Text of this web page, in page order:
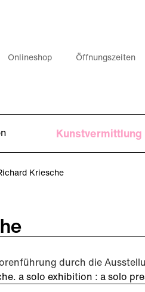
Onlineshop Öffnungszeiten
Kunstvermittlung
Kriesche
durch die
a solo exhibition : a solo